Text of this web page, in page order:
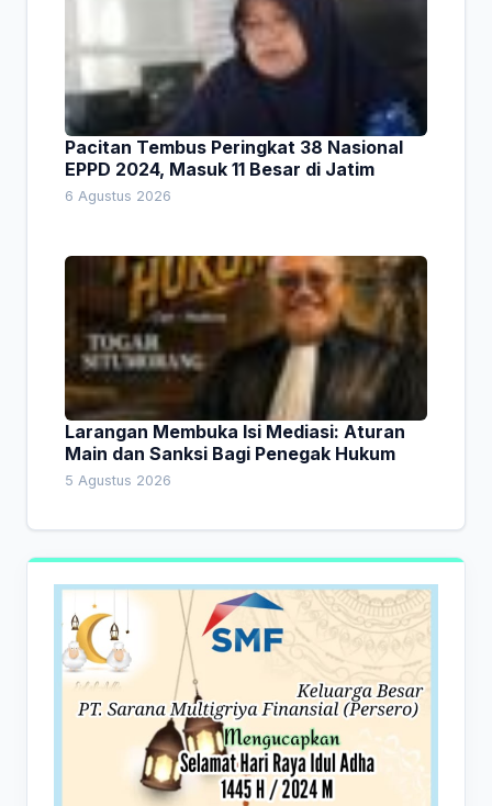
Pacitan Tembus Peringkat 38 Nasional
EPPD 2024, Masuk 11 Besar di Jatim
6 Agustus 2026
Larangan Membuka Isi Mediasi: Aturan
Main dan Sanksi Bagi Penegak Hukum
5 Agustus 2026